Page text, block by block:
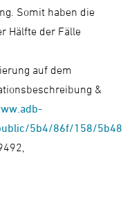
Somit haben die
Hälfte der Fälle
auf dem
&
5b4/86f/158/